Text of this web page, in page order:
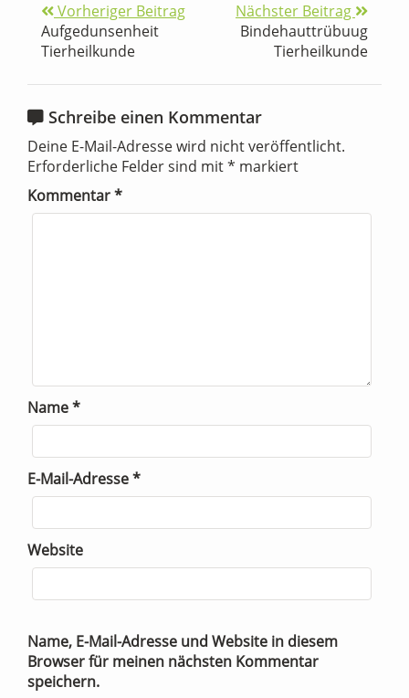
Vorheriger Beitrag
Aufgedunsenheit
Tierheilkunde
Nächster Beitrag
Bindehauttrübuug
Tierheilkunde
Schreibe einen Kommentar
Deine E-Mail-Adresse wird nicht veröffentlicht.
Erforderliche Felder sind mit* markiert
Kommentar*
Name*
E-Mail-Adresse*
Website
Name, E-Mail-Adresse und Website in diesem
Browser für meinen nächsten Kommentar
speichern.